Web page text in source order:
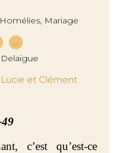
Homélies, Mariage
…
c’est qu’est-ce